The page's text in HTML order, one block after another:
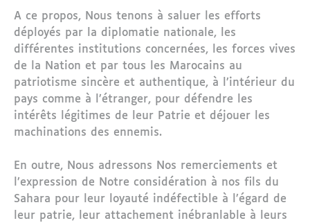
A ce propos, Nous tenons à saluer les efforts
déployés par la diplomatie nationale, les
différentes institutions concernées, les forces vives
de la Nation et par tous les Marocains au
patriotisme sincère et authentique, à l’intérieur du
pays comme à l’étranger, pour défendre les
intérêts légitimes de leur Patrie et déjouer les
machinations des ennemis.
En outre, Nous adressons Nos remerciements et
l’expression de Notre considération à nos fils du
Sahara pour leur loyauté indéfectible à l’égard de
leur patrie, leur attachement inébranlable à leurs